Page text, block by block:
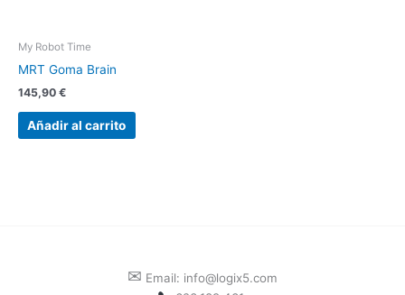
My Robot Time
MRT Goma Brain
145,90 €
Añadir al carrito
✉ Email: info@logix5.com